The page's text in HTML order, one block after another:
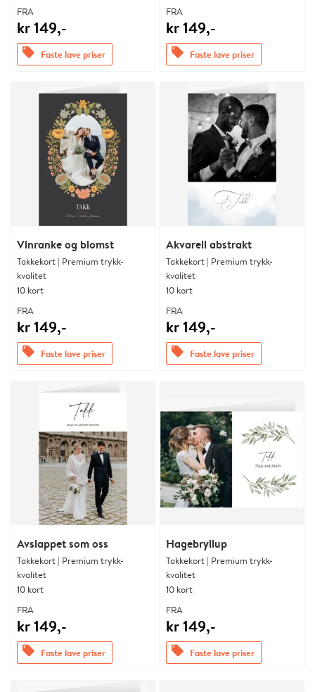
FRA
kr 149,-
offers Faste lave priser
FRA
kr 149,-
offers Faste lave priser
Vinranke og blomst
Takkekort | Premium trykk-
kvalitet
10 kort
FRA
kr 149,-
offers Faste lave priser
Akvarell abstrakt
Takkekort | Premium trykk-
kvalitet
10 kort
FRA
kr 149,-
offers Faste lave priser
Avslappet som oss
Takkekort | Premium trykk-
kvalitet
10 kort
FRA
kr 149,-
offers Faste lave priser
Hagebryllup
Takkekort | Premium trykk-
kvalitet
10 kort
FRA
kr 149,-
offers Faste lave priser